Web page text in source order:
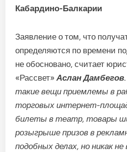
Кабардино-Балкарии
Заявление о том, что
определяются по времени
не обосновано, считает
«Рассвет»Аслан Дамбегов.
такие вещи приемлемы в
торговых интернет-
билеты в театр, товары
розыгрыше призов в
подобных делах, но никак не